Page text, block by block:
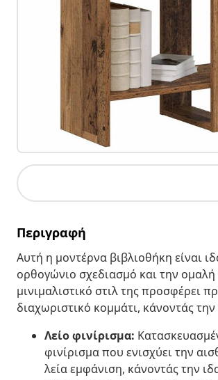
Περιγραφή
Αυτή η μοντέρνα βιβλιοθήκη είναι
ορθογώνιο σχεδιασμό και την ομαλή
μινιμαλιστικό στιλ της προσφέρει
διαχωριστικό κομμάτι, κάνοντάς
Λείο φινίρισμα:
φινίρισμα που ενισχύει την
λεία εμφάνιση, κάνοντάς την